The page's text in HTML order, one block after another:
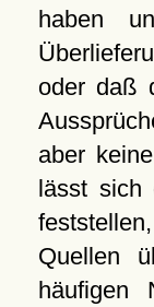
haben
oder daß
aber
lässt sich
Quellen
häufigen